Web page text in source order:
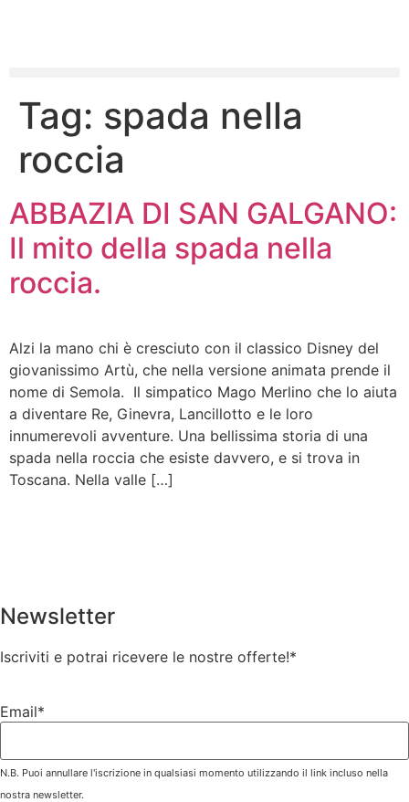
Tag: spada nella
roccia
ABBAZIA DI SAN GALGANO:
Il mito della spada nella
roccia.
Alzi la mano chi è cresciuto con il classico Disney del
giovanissimo Artù, che nella versione animata prende il
nome di Semola. Il simpatico Mago Merlino che lo aiuta
a diventare Re, Ginevra, Lancillotto e le loro
innumerevoli avventure. Una bellissima storia di una
spada nella roccia che esiste davvero, e si trova in
Toscana. Nella valle […]
Newsletter
Iscriviti e potrai ricevere le nostre offerte!*
Email*
N.B. Puoi annullare l'iscrizione in qualsiasi momento utilizzando il link incluso nella
nostra newsletter.